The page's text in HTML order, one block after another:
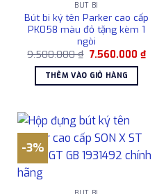
BÚT BI
Bút bi ký tên Parker cao cấp
PK058 màu đỏ tặng kèm 1
ngòi
9.500.000₫ Giá
là:
9.500.000 ₫.
7.560.000 ₫Giá
hiện
THÊM VÀO GIỎ HÀNG
-3%